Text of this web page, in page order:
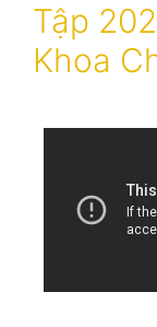
Tập
Khoa